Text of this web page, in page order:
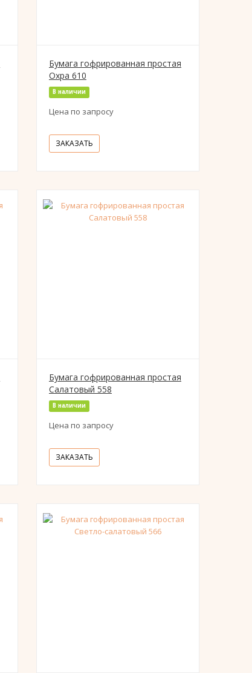
Бумага гофрированная простая
Охра 610
В наличии
Цена по запросу
ЗАКАЗАТЬ
Бумага гофрированная простая
Салатовый 558
В наличии
Цена по запросу
ЗАКАЗАТЬ